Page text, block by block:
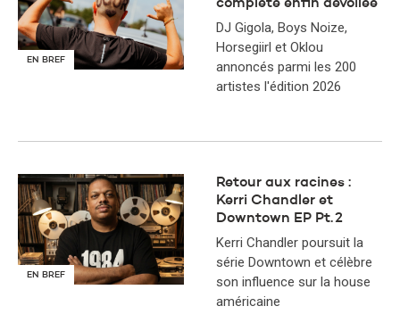
EN BREF
complète enfin dévoilée
DJ Gigola, Boys Noize,
Horsegiirl et Oklou
annoncés parmi les 200
artistes l'édition 2026
EN BREF
Retour aux racines :
Kerri Chandler et
Downtown EP Pt. 2
Kerri Chandler poursuit la
série Downtown et célèbre
son influence sur la house
américaine